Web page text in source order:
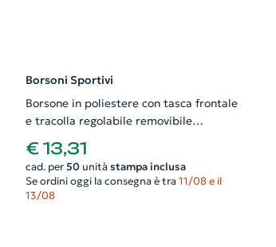
Borsoni Sportivi
Borsone in poliestere con tasca frontale
e tracolla regolabile removibile
58x30x35cm
€ 13,31
cad. per 50unità stampa inclusa
Se ordini oggi la consegna è tra 11/08 e il
13/08